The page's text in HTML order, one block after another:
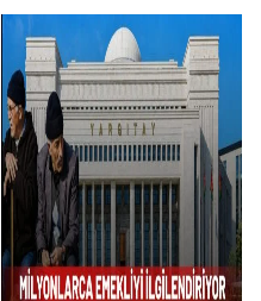
muhammen bedeli
açıklandı